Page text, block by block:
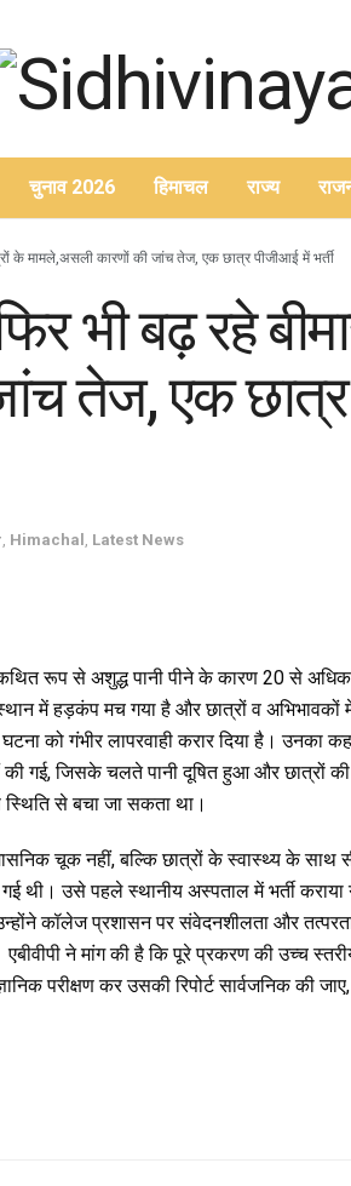
चुनाव 2026 हिमाचल राज्य
के मामले,असली कारणों की जांच तेज, एक छात्र पीजीआई में भर्ती
भी बढ़ रहे
तेज, एक
, Himachal , Latest News
रूप से अशुद्ध पानी पीने के कारण 20 से अधिक
में हड़कंप मच गया है और छात्रों व अभिभावकों
घटना को गंभीर लापरवाही करार दिया है।
की गई, जिसके चलते पानी दूषित हुआ और छात्रों
से बचा जा सकता था।
चूक नहीं, बल्कि छात्रों के स्वास्थ्य के साथ
गई थी। उसे पहले स्थानीय अस्पताल में भर्ती
कॉलेज प्रशासन पर संवेदनशीलता और
एबीवीपी ने मांग की है कि पूरे प्रकरण की उच्च
परीक्षण कर उसकी रिपोर्ट सार्वजनिक की